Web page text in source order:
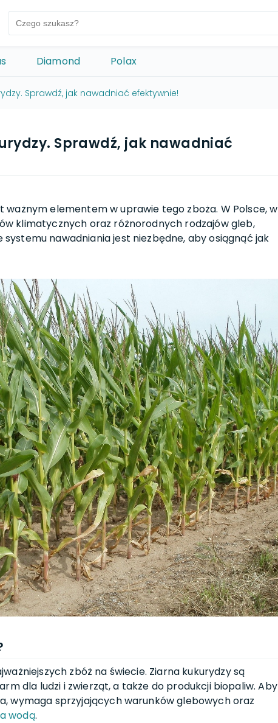
Diamond Polax
Sprawdź, jak nawadniać efektywnie!
Sprawdź, jak nawadniać
ważnym elementem w uprawie tego zboża. W Polsce, w
klimatycznych oraz różnorodnych rodzajów gleb,
nawadniania jest niezbędne, aby osiągnąć jak
zbóż na świecie. Ziarna kukurydzy są
dla ludzi i zwierząt, a także do produkcji biopaliw. Aby
wymaga sprzyjających warunków glebowych oraz
wodą.